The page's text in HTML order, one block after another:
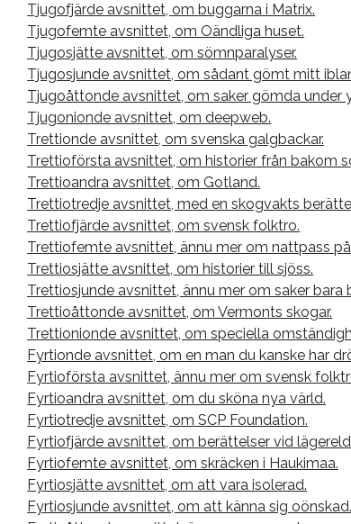
Tjugofjärde avsnittet, om buggarna i Matrix.
Tjugofemte avsnittet, om Oändliga huset.
Tjugosjätte avsnittet, om sömnparalyser.
Tjugosjunde avsnittet, om sådant gömt mitt
Tjugoåttonde avsnittet, om saker gömda under
Tjugonionde avsnittet, om deepweb.
Trettionde avsnittet, om svenska galgbackar.
Trettioförsta avsnittet, om historier från bakom
Trettioandra avsnittet, om Gotland.
Trettiotredje avsnittet, med en skogvakts
Trettiofjärde avsnittet, om svensk folktro.
Trettiofemte avsnittet, ännu mer om nattpass
Trettiosjätte avsnittet, om historier till sjöss.
Trettiosjunde avsnittet, ännu mer om saker bara
Trettioåttonde avsnittet, om Vermonts skogar.
Trettionionde avsnittet, om speciella
Fyrtionde avsnittet, om en man du kanske har
Fyrtioförsta avsnittet, ännu mer om svensk
Fyrtioandra avsnittet, om du sköna nya värld.
Fyrtiotredje avsnittet, om SCP Foundation.
Fyrtiofjärde avsnittet, om berättelser vid
Fyrtiofemte avsnittet, om skräcken i Haukimaa.
Fyrtiosjätte avsnittet, om att vara isolerad.
Fyrtiosjunde avsnittet, om att känna sig oönskad.